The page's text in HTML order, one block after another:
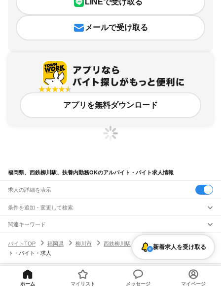
LINEで受け取る
メールで受け取る
アプリを無料ダウンロード
福岡県、西鉄柳川駅、扶養内勤務OKのアルバイト・バイト求人情報
求人の詳細を表示
条件を追加・変更して検索
市区町村を追加・変更
福岡県すべて
北九州市すべて
福岡市
東区
南区西区城南区
駅を追加・変更
JR博多南線
職種を追加・変更
飲食・フードサービス
飲食・フードサービス
すべて
ホールスタッフ
キッチンスタッフ 皿洗い・洗い場 精肉・鮮魚加工 給食調理
特徴を追加・変更
人気
関連キーワード
ガチャガチャ犬カフェ
バイトTOP
福岡県 柳川市 西鉄柳川駅
扶養内勤務OKのアルバイ
ト・バイト・求人
新着求人を受け取る
ヘルプ・お問い合わせ サイトマップ
利用規約・プライバシーポリシー
ホーム マイリスト メッセージ マイページ